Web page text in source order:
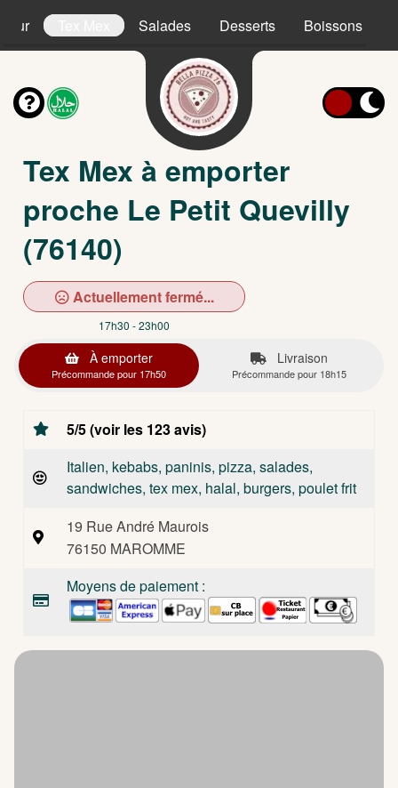
Salades Desserts Boissons
Tex Mex à emporter
proche Le Petit Quevilly
(76140)
Actuellement fermé...
17h30 - 23h00
À emporter
Précommande pour 17h50
Livraison
Précommande pour 18h15
5/5 (voir les 123 avis)
Italien, kebabs, paninis, pizza, salades,
sandwiches, tex mex, halal, burgers, poulet frit
19 Rue André Maurois
76150 MAROMME
Moyens de paiement :